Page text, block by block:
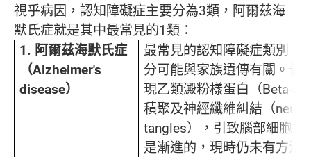
視乎病因，認知障礙症主要分為3類，阿爾茲海
默氏症就是其中最常見的1類：
1. 阿爾茲海默氏症
（Alzheimer's
disease）
最常見的認知障礙症類別，
分可能與家族遺傳有關。普
現乙類澱粉樣蛋白（Beta-
積聚及神經纖維糾結（
tangles），引致腦部細胞
是漸進的，現時仍未有方法